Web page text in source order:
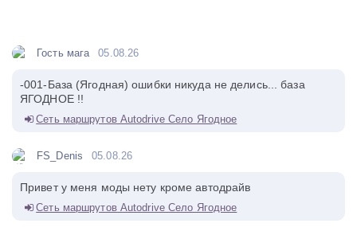
Гость мага 05.08.26
-001-База (Ягодная) ошибки никуда не делись... база
ЯГОДНОЕ !!
Сеть маршрутов Autodrive Село Ягодное
FS_Denis 05.08.26
Привет у меня моды нету кроме автодрайв
Сеть маршрутов Autodrive Село Ягодное